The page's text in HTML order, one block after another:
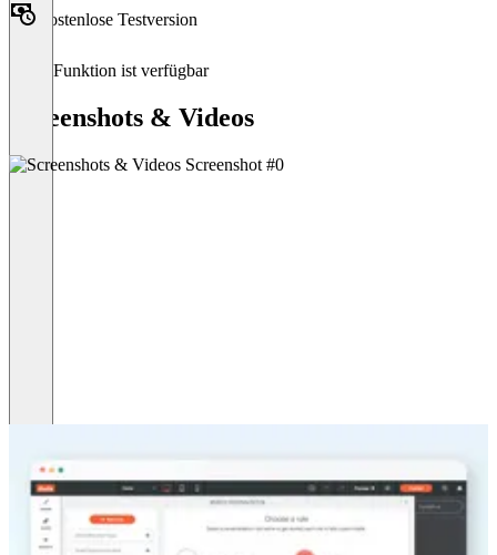
Kostenlose Testversion
Diese Funktion ist verfügbar
Screenshots & Videos